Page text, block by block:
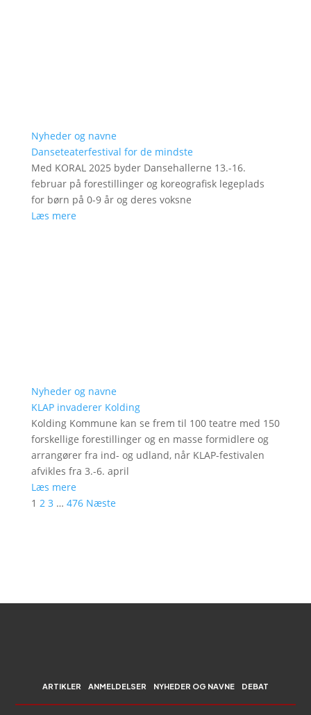
Nyheder og navne
Danseteaterfestival for de mindste
Med KORAL 2025 byder Dansehallerne 13.-16.
februar på forestillinger og koreografisk legeplads
for børn på 0-9 år og deres voksne
Læs mere
Nyheder og navne
KLAP invaderer Kolding
Kolding Kommune kan se frem til 100 teatre med 150
forskellige forestillinger og en masse formidlere og
arrangører fra ind- og udland, når KLAP-festivalen
afvikles fra 3.-6. april
Læs mere
1 2 3 … 476 Næste
ARTIKLER ANMELDELSER NYHEDER OG NAVNE DEBAT